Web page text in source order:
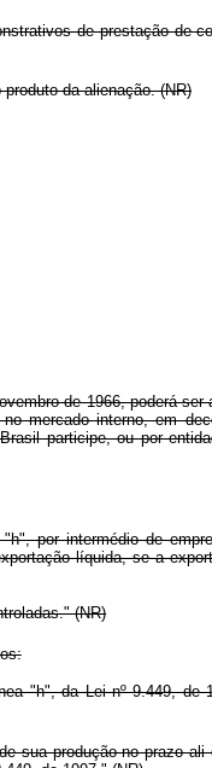
de prestação de
da alienação. (NR)
de 1966, poderá ser
mercado interno, em
participe, ou por
por intermédio de
líquida, se a
(NR)
"h", da Lei nº9.449, de
produção no prazo